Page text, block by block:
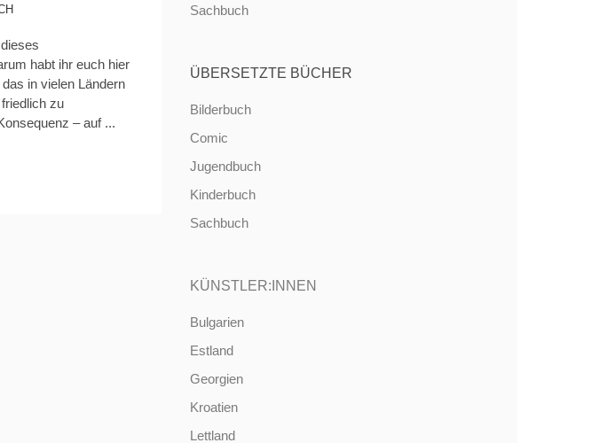
habt ihr euch hier
in vielen Ländern
zu
– auf ...
Sachbuch
ÜBERSETZTE BÜCHER
Bilderbuch
Comic
Jugendbuch
Kinderbuch
Sachbuch
KÜNSTLER:INNEN
Bulgarien
Estland
Georgien
Kroatien
Lettland